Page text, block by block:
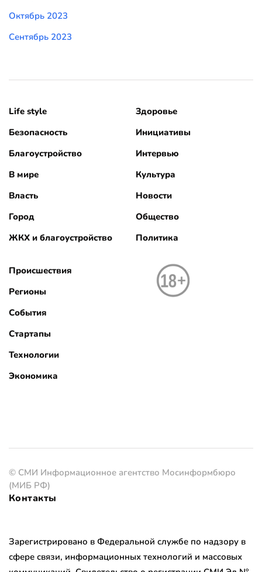
Октябрь 2023
Сентябрь 2023
Life style
Безопасность
Благоустройство
В мире
Власть
Город
ЖКХ и благоустройство
Здоровье
Инициативы
Интервью
Культура
Новости
Общество
Политика
Происшествия
Регионы
События
Стартапы
Технологии
Экономика
© СМИ Информационное агентство Мосинформбюро
(МИБ РФ)
Контакты
Зарегистрировано в Федеральной службе по надзору в
сфере связи, информационных технологий и массовых